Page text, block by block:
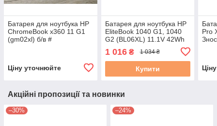
Батарея для ноутбука HP
ChromeBook x360 11 G1
(gm02xl) б/в #
Ціну уточнюйте
Батарея для ноутбука HP
EliteBook 1040 G1, 1040
G2 (BL06XL) 11.1V 42Wh
1 016₴ 1 034 ₴
Купити
Pro
Акційні пропозиції та новинки
–30% –24%